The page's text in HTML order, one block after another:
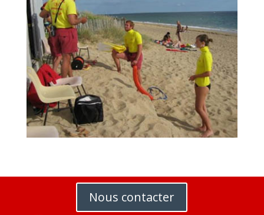
Nous contacter